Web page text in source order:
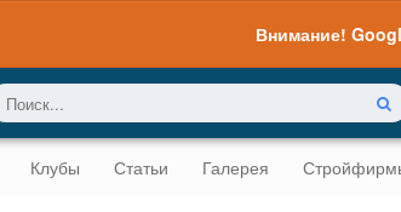
Внимание!
Клубы Статьи Галерея